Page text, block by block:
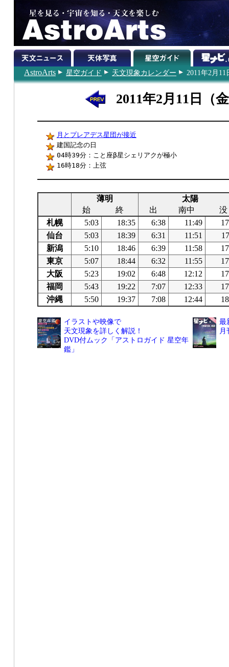
AstroArts 星空ガイド 天文現象カレンダー 2011年2月11
2011年2月11日（
月とプレアデス星団が接近
建国記念の日
04時39分：こと座β星シェリアクが極小
16時18分：上弦
薄明
太陽
始
終 出 南中
没
札幌
5:03 18:35 6:38 11:49
仙台
5:03 18:39 6:31 11:51
新潟
5:10 18:46 6:39 11:58
東京
5:07 18:44 6:32 11:55
大阪
5:23 19:02 6:48 12:12
福岡
5:43 19:22 7:07 12:33
沖縄
5:50 19:37 7:08 12:44
イラストや映像で
天文現象を詳しく解説！
DVD付ムック「アストロガイド 星空年
鑑」
最
月